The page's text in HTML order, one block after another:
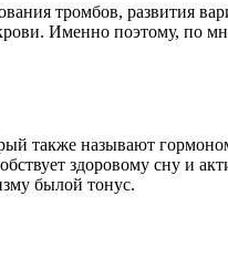
тромбов, развития
Именно поэтому, по
также называют
здоровому сну и
былой тонус.